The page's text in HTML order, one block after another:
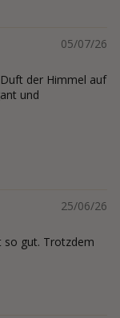
05/07/26
der Himmel auf
und
25/06/26
so gut. Trotzdem